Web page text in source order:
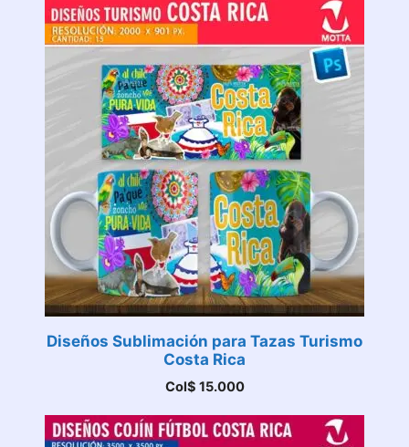
Diseños Sublimación para Tazas Turismo
Costa Rica
Col$ 15.000